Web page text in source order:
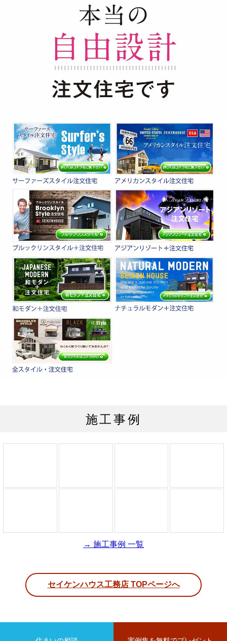
施工事例
→ 施工事例 一覧
セイケンハウス工務店 TOPページへ